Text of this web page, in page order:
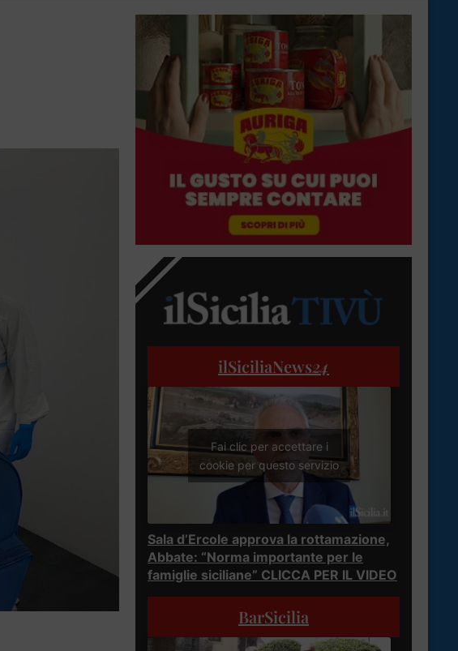
ilSiciliaNews24
Fai clic per accettare i
cookie per questo servizio
Sala d’Ercole approva la rottamazione,
Abbate: “Norma importante per le
famiglie siciliane” CLICCA PER IL VIDEO
BarSicilia